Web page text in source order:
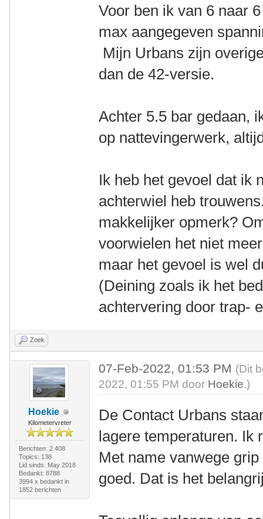
Voor ben ik van 6 naar
max aangegeven
Mijn Urbans zijn
dan de 42-versie.
Achter 5.5 bar gedaan,
op nattevingerwerk,
Ik heb het gevoel dat ik
achterwiel heb
makkelijker opmerk?
voorwielen het niet
maar het gevoel is wel
(Deining zoals ik het
achtervering door trap-
Zoek
Hoekie
Kilometervreter
Berichten: 2.408
Topics: 138
Lid sinds: May 2018
Bedankt: 8788
3994 x bedankt in
1852 berichten
07-Feb-2022, 01:53 PM (Dit
2022, 01:55 PM door Hoekie.)
De Contact Urbans
lagere temperaturen. Ik
Met name vanwege
goed. Dat is het